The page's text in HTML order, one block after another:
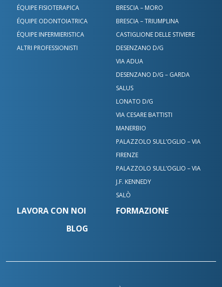
ÉQUIPE FISIOTERAPICA
ÉQUIPE ODONTOIATRICA
ÉQUIPE INFERMIERISTICA
ALTRI PROFESSIONISTI
BRESCIA – MORO
BRESCIA – TRIUMPLINA
CASTIGLIONE DELLE STIVIERE
DESENZANO D/G
VIA ADUA
DESENZANO D/G – GARDA
SALUS
LONATO D/G
VIA CESARE BATTISTI
MANERBIO
PALAZZOLO SULL’OGLIO – VIA
FIRENZE
PALAZZOLO SULL’OGLIO – VIA
J.F. KENNEDY
SALÒ
LAVORA CON NOI
FORMAZIONE
BLOG